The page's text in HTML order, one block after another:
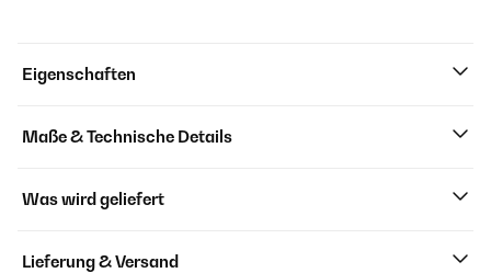
Eigenschaften
Maße & Technische Details
Was wird geliefert
Lieferung & Versand